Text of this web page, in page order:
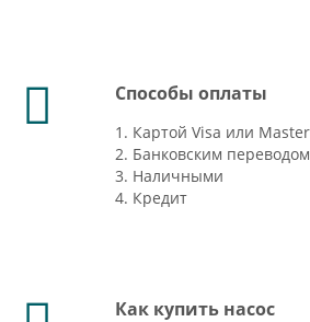
Способы оплаты
1. Картой Visa или
2. Банковским переводом
3. Наличными
4. Кредит
Как купить насос